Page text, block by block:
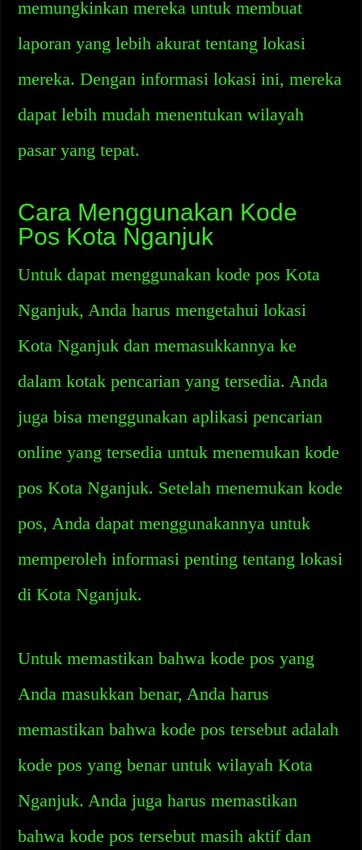
memungkinkan mereka untuk membuat
laporan yang lebih akurat tentang lokasi
mereka. Dengan informasi lokasi ini, mereka
dapat lebih mudah menentukan wilayah
pasar yang tepat.
Cara Menggunakan Kode
Pos Kota Nganjuk
Untuk dapat menggunakan kode pos Kota
Nganjuk, Anda harus mengetahui lokasi
Kota Nganjuk dan memasukkannya ke
dalam kotak pencarian yang tersedia. Anda
juga bisa menggunakan aplikasi pencarian
online yang tersedia untuk menemukan kode
pos Kota Nganjuk. Setelah menemukan kode
pos, Anda dapat menggunakannya untuk
memperoleh informasi penting tentang lokasi
di Kota Nganjuk.
Untuk memastikan bahwa kode pos yang
Anda masukkan benar, Anda harus
memastikan bahwa kode pos tersebut adalah
kode pos yang benar untuk wilayah Kota
Nganjuk. Anda juga harus memastikan
bahwa kode pos tersebut masih aktif dan